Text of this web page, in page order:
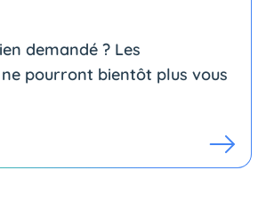
demandé ? Les
pourront bientôt plus vous